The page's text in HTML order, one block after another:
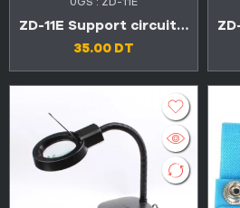
ZD-11E Support circuit imprimé
35.00 DT